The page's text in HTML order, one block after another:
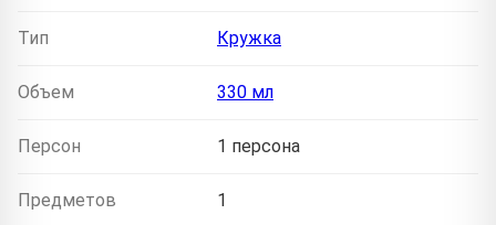
Тип Кружка
Объем 330 мл
Персон 1 персона
Предметов 1